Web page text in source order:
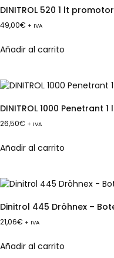
DINITROL 520 1 lt
49,00€ + IVA
Añadir al carrito
DINITROL 1000 Penetrant
26,50€ + IVA
Añadir al carrito
Dinitrol 445 Dröhnex –
21,06€ + IVA
Añadir al carrito